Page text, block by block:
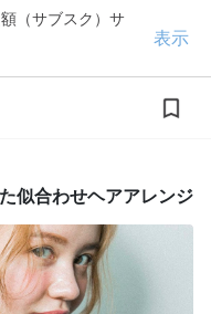
（サブスク）サ
表示
似合わせヘアアレンジ